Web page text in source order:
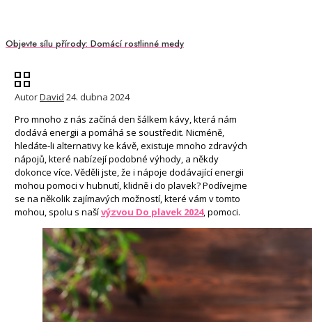
Objevte sílu přírody: Domácí rostlinné medy
AutorDavid 24. dubna 2024
Pro mnoho z nás začíná den šálkem kávy, která nám
dodává energii a pomáhá se soustředit. Nicméně,
hledáte-li alternativy ke kávě, existuje mnoho zdravých
nápojů, které nabízejí podobné výhody, a někdy
dokonce více. Věděli jste, že i nápoje dodávající energii
mohou pomoci v hubnutí, klidně i do plavek? Podívejme
se na několik zajímavých možností, které vám v tomto
mohou, spolu s našívýzvou Do plavek 2024, pomoci.